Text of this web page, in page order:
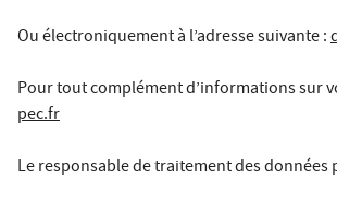
Ou électroniquement à l’adresse suivante :
Pour tout complément d’informations sur
pec.fr
Le responsable de traitement des données